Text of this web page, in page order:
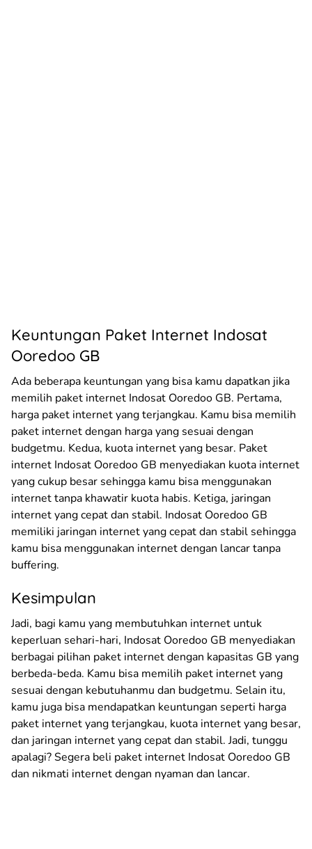
Keuntungan Paket Internet Indosat
Ooredoo GB
Ada beberapa keuntungan yang bisa kamu dapatkan jika
memilih paket internet Indosat Ooredoo GB. Pertama,
harga paket internet yang terjangkau. Kamu bisa memilih
paket internet dengan harga yang sesuai dengan
budgetmu. Kedua, kuota internet yang besar. Paket
internet Indosat Ooredoo GB menyediakan kuota internet
yang cukup besar sehingga kamu bisa menggunakan
internet tanpa khawatir kuota habis. Ketiga, jaringan
internet yang cepat dan stabil. Indosat Ooredoo GB
memiliki jaringan internet yang cepat dan stabil sehingga
kamu bisa menggunakan internet dengan lancar tanpa
buffering.
Kesimpulan
Jadi, bagi kamu yang membutuhkan internet untuk
keperluan sehari-hari, Indosat Ooredoo GB menyediakan
berbagai pilihan paket internet dengan kapasitas GB yang
berbeda-beda. Kamu bisa memilih paket internet yang
sesuai dengan kebutuhanmu dan budgetmu. Selain itu,
kamu juga bisa mendapatkan keuntungan seperti harga
paket internet yang terjangkau, kuota internet yang besar,
dan jaringan internet yang cepat dan stabil. Jadi, tunggu
apalagi? Segera beli paket internet Indosat Ooredoo GB
dan nikmati internet dengan nyaman dan lancar.